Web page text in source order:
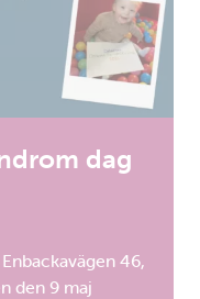
dag
46,
den 9 maj